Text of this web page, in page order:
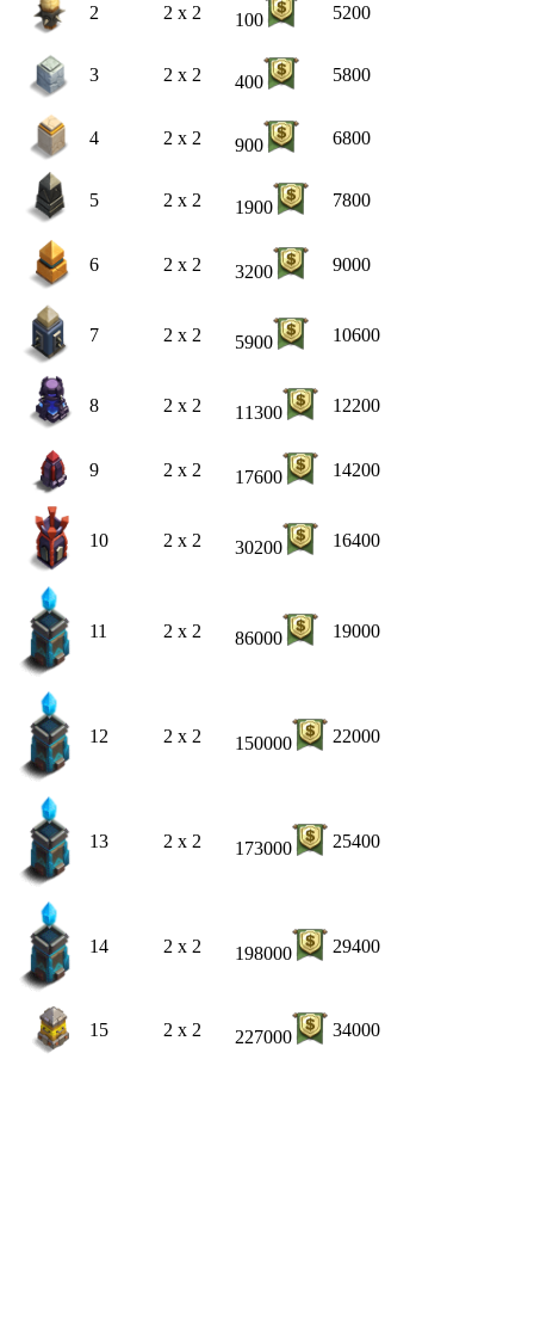
2 2 x 2 100 5200
3 2 x 2 400 5800
4 2 x 2 900 6800
5 2 x 2 1900 7800
6 2 x 2 3200 9000
7 2 x 2 5900 10600
8 2 x 2 11300 12200
9 2 x 2 17600 14200
10 2 x 2 30200 16400
11 2 x 2 86000 19000
12 2 x 2 150000 22000
13 2 x 2 173000 25400
14 2 x 2 198000 29400
15 2 x 2 227000 34000